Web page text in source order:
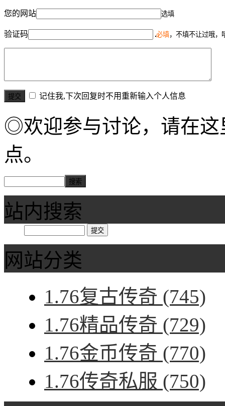
您的网站 选填
验证码 必填，不填不让过哦，
记住我,下次回复时不用重新输入个人信息
◎欢迎参与讨论，请在这
点。
站内搜索
网站分类
1.76复古传奇 (745)
1.76精品传奇 (729)
1.76金币传奇 (770)
1.76传奇私服 (750)